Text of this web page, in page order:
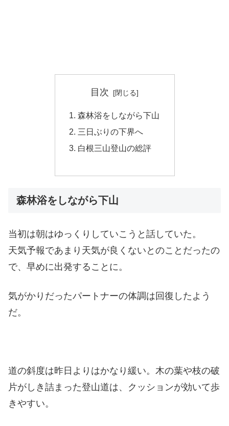
目次
森林浴をしながら下山
三日ぶりの下界へ
白根三山登山の総評
森林浴をしながら下山
当初は朝はゆっくりしていこうと話していた。
天気予報であまり天気が良くないとのことだったの
で、早めに出発することに。
気がかりだったパートナーの体調は回復したよう
だ。
道の斜度は昨日よりはかなり緩い。木の葉や枝の破
片がしき詰まった登山道は、クッションが効いて歩
きやすい。